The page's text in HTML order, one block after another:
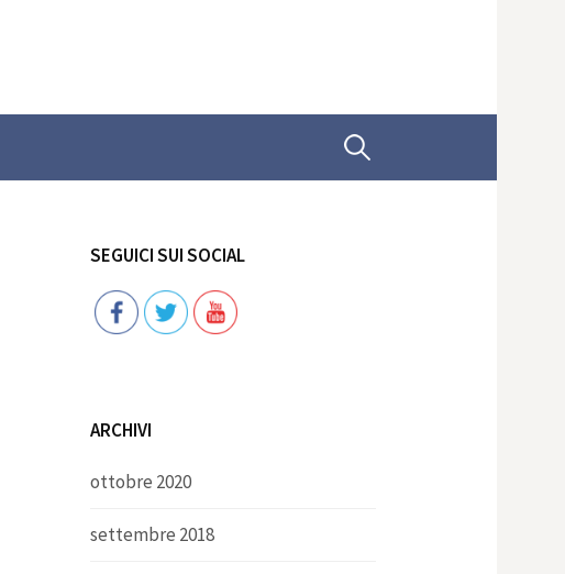
Ricerca
SEGUICI SUI SOCIAL
Follow
ARCHIVI
ottobre 2020
settembre 2018